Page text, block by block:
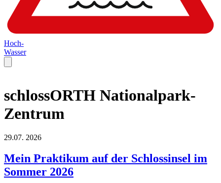
Hoch-
Wasser
schlossORTH Nationalpark-
Zentrum
29.07. 2026
Mein Praktikum auf der Schlossinsel im
Sommer 2026